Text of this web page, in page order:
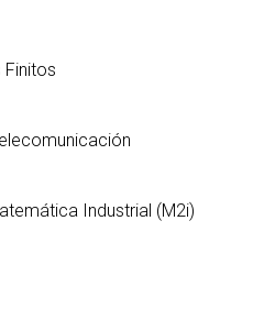
Industrial (M2i)